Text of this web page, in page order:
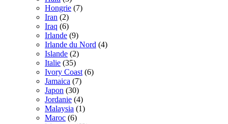
Hongrie (7)
Iran (2)
Iraq (6)
Irlande (9)
Irlande du Nord (4)
Islande (2)
Italie (35)
Ivory Coast (6)
Jamaica (7)
Japon (30)
Jordanie (4)
Malaysia (1)
Maroc (6)